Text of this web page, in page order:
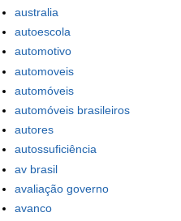
australia
autoescola
automotivo
automoveis
automóveis
automóveis brasileiros
autores
autossuficiência
av brasil
avaliação governo
avanco